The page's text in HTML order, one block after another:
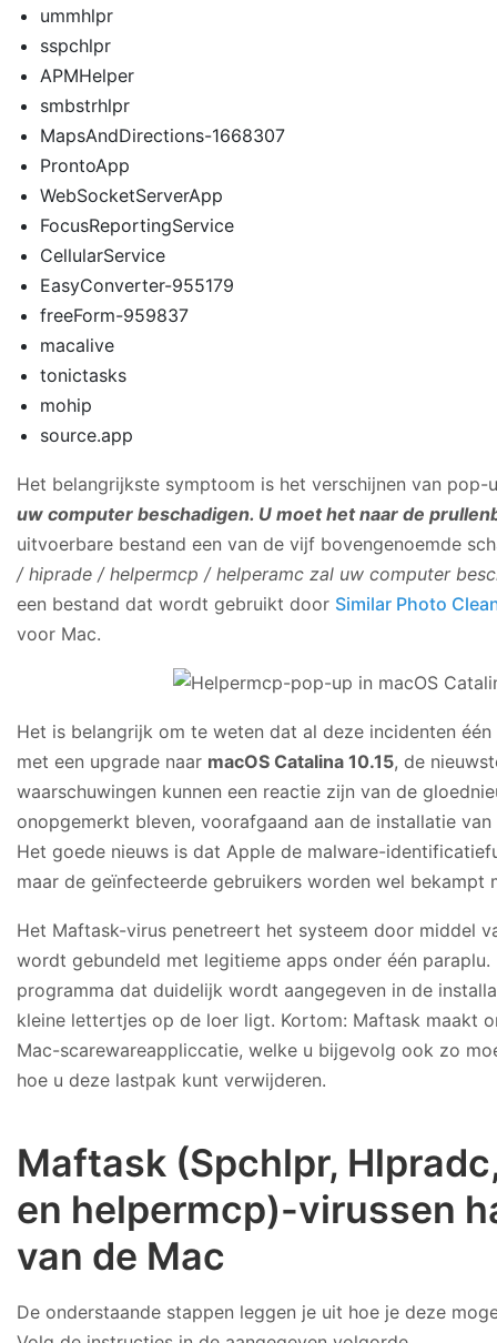
ummhlpr
sspchlpr
APMHelper
smbstrhlpr
MapsAndDirections-1668307
ProntoApp
WebSocketServerApp
FocusReportingService
CellularService
EasyConverter-955179
freeForm-959837
macalive
tonictasks
mohip
source.app
Het belangrijkste symptoom is het verschijnen van
uw computer beschadigen. U moet het naar de
uitvoerbare bestand een van de vijf bovengenoemde
/ hiprade / helpermcp / helperamc zal uw computer
een bestand dat wordt gebruikt door Similar Photo
voor Mac.
Het is belangrijk om te weten dat al deze incidenten
met een upgrade naar macOS Catalina 10.15, de
waarschuwingen kunnen een reactie zijn van de
onopgemerkt bleven, voorafgaand aan de installatie
Het goede nieuws is dat Apple de malware-
maar de geïnfecteerde gebruikers worden wel bekampt
Het Maftask-virus penetreert het systeem door middel
wordt gebundeld met legitieme apps onder één
programma dat duidelijk wordt aangegeven in de
kleine lettertjes op de loer ligt. Kortom: Maftask maakt
Mac-scarewareappliccatie, welke u bijgevolg ook zo
hoe u deze lastpak kunt verwijderen.
Maftask (Spchlpr,
en helpermcp)-virussen
van de Mac
De onderstaande stappen leggen je uit hoe je deze